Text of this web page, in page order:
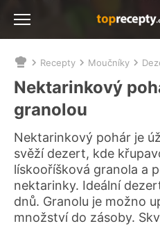
Nacházíte
se
zde:
Recepty Moučníky
Nektarinkový
granolou
Nektarinkový pohár je
svěží dezert, kde
lískooříšková granola a
nektarinky. Ideální
dnů. Granolu je možno
množství do zásoby.